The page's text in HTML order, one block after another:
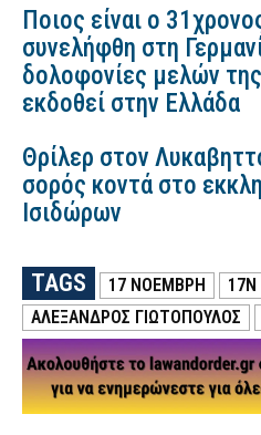
Ποιος είναι ο
συνελήφθη στη
δολοφονίες μελών
εκδοθεί στην Ελλάδα
Θρίλερ στον
σορός κοντά στο
Ισιδώρων
TAGS 17 ΝΟΕΜΒΡΗ
17Ν
ΑΛΈΞΑΝΔΡΟΣ ΓΙΩΤΌΠΟΥΛΟΣ